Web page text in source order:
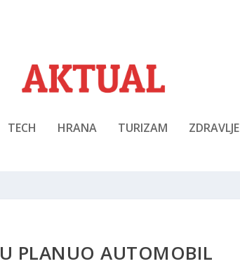
TECH HRANA TURIZAM ZDRAVLJE
PLANUO AUTOMOBIL